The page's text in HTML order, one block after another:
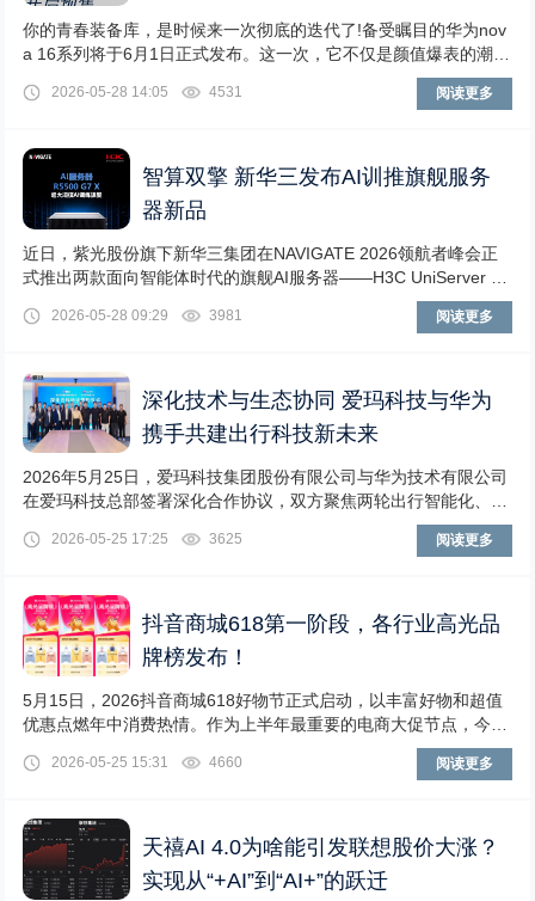
你的青春装备库，是时候来一次彻底的迭代了!备受瞩目的华为nov
a 16系列将于6月1日正式发布。这一次，它不仅是颜值爆表的潮流
2026-05-28 14:05 4531 阅读更多
智算双擎 新华三发布AI训推旗舰服务
器新品
近日，紫光股份旗下新华三集团在NAVIGATE 2026领航者峰会正
式推出两款面向智能体时代的旗舰AI服务器——H3C UniServer R
2026-05-28 09:29 3981 阅读更多
深化技术与生态协同 爱玛科技与华为
携手共建出行科技新未来
2026年5月25日，爱玛科技集团股份有限公司与华为技术有限公司
在爱玛科技总部签署深化合作协议，双方聚焦两轮出行智能化、鸿
2026-05-25 17:25 3625 阅读更多
抖音商城618第一阶段，各行业高光品
牌榜发布！
5月15日，2026抖音商城618好物节正式启动，以丰富好物和超值
优惠点燃年中消费热情。作为上半年最重要的电商大促节点，今年
2026-05-25 15:31 4660 阅读更多
天禧AI 4.0为啥能引发联想股价大涨？
实现从“+AI”到“AI+”的跃迁